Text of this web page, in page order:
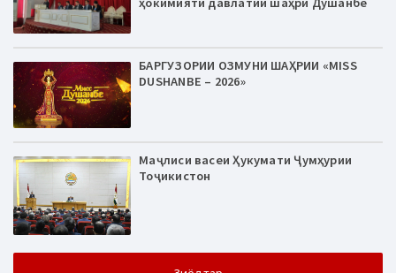
БАРГУЗОРИИ ОЗМУНИ ШАҲРИИ «MISS
DUSHANBE – 2026»
Маҷлиси васеи Ҳукумати Ҷумҳурии
Тоҷикистон